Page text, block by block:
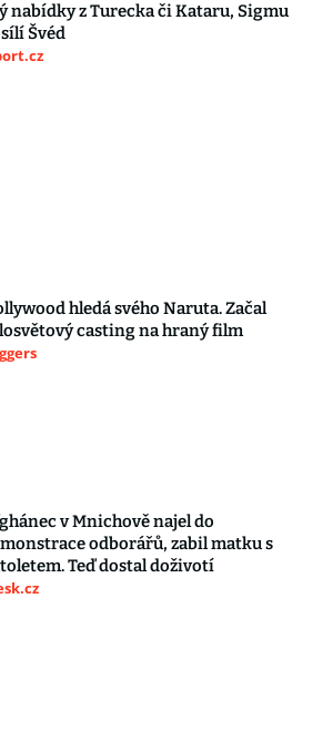
nabídky z Turecka či Kataru, Sigmu
Švéd
hledá svého Naruta. Začal
casting na hraný film
v Mnichově najel do
odborářů, zabil matku s
Teď dostal doživotí